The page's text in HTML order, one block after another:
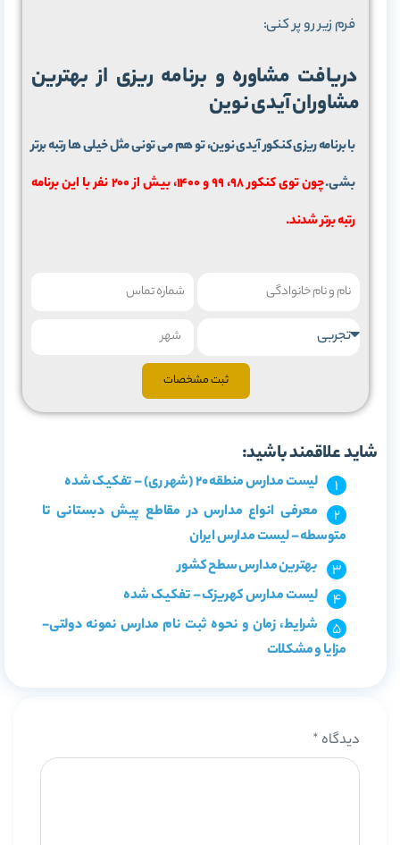
فرم زیر رو پر کنی:
دریافت مشاوره و برنامه ریزی از بهترین
مشاوران آیدی نوین
با برنامه ریزی کنکور آیدی نوین، تو هم می تونی مثل خیلی ها رتبه برتر
بشی.
چون توی کنکور 98، 99 و 1400، بیش از 200 نفر با این برنامه
رتبه برتر شدند.
ثبت مشخصات
شاید علاقمند باشید:
لیست مدارس منطقه 20 (شهر ری) – تفکیک شده
معرفی انواع مدارس در مقاطع پیش دبستانی تا
متوسطه – لیست مدارس ایران
بهترین مدارس سطح کشور
لیست مدارس کهریزک – تفکیک شده
شرایط، زمان و نحوه ثبت نام مدارس نمونه دولتی-
مزایا و مشکلات
دیدگاه *